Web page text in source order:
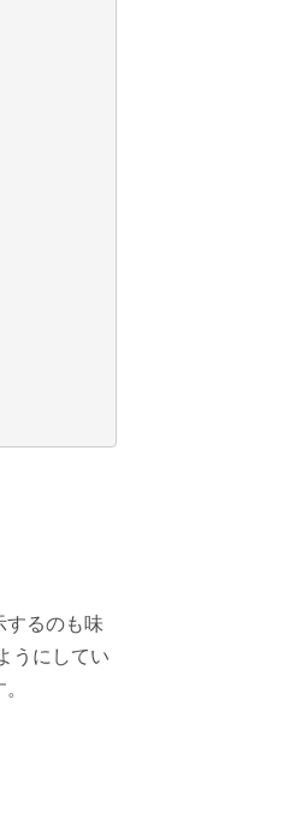
するのも味
うにしてい